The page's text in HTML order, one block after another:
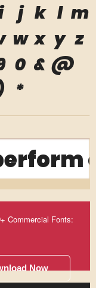
j k l m
w x y z
0 & @
*
+ Commercial Fonts:
Now